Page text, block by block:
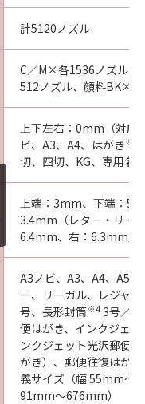
計5120ノズル
C／M×各1536ノズル、
512ノズル、顔料
上下左右：0mm（対応
ビ、A3、A4、はがき ※3
切、四切、KG、専用名
上端：3mm、下端：
3.4mm（レター・リー
6.4mm、右：6.3mm）
A3ノビ、A3、A4、A5
ー、リーガル、レジャ
号、長形封筒※4 3号／4
便はがき、インクジェ
ンクジェット光沢郵便
がき）、郵便往復はがき
義サイズ（幅 55mm～
91mm～676mm）